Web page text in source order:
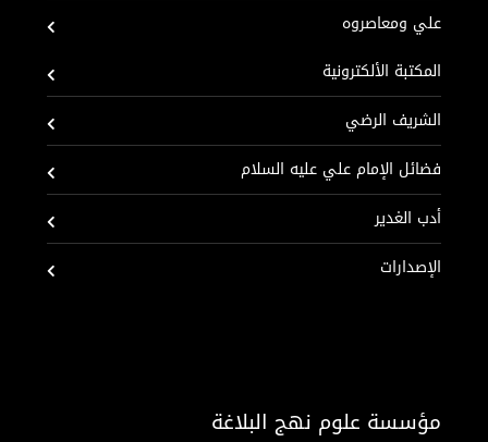
علي ومعاصروه
المكتبة الألكترونية
الشريف الرضي
فضائل الإمام علي عليه السلام
أدب الغدير
الإصدارات
مؤسسة علوم نهج البلاغة